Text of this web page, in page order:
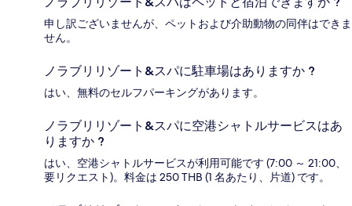
申し訳ございませんが、ペットおよび介助動物の同伴はできま
せん。
ノラブリリゾート&スパに駐車場はありますか ?
はい、無料のセルフパーキングがあります。
ノラブリリゾート&スパに空港シャトルサービスはあ
りますか ?
はい、空港シャトルサービスが利用可能です (7:00 ～ 21:00、
要リクエスト)。料金は 250 THB (1 名あたり、片道) です。